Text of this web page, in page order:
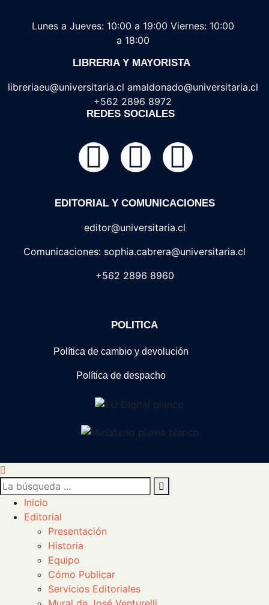
Lunes a Jueves: 10:00 a 19:00 Viernes: 10:00
a 18:00
LIBRERIA Y MAYORISTA
libreriaeu@universitaria.cl amaldonado@universitaria.cl
+562 2896 8972
REDES SOCIALES
EDITORIAL Y COMUNICACIONES
editor@universitaria.cl
Comunicaciones: sophia.cabrera@universitaria.cl
+562 2896 8960
POLITICA
Política de cambio y devolución
Política de despacho
Inicio
Editorial
Presentación
Historia
Equipo
Cómo Publicar
Servicios Editoriales